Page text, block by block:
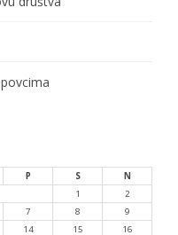
P S
N
1
2
7 8
9
14 15
16